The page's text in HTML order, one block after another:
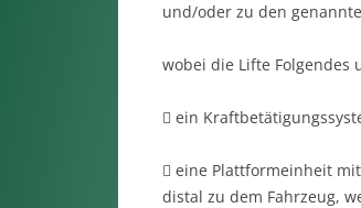
und/oder zu den
wobei die Lifte Folgendes
 ein
 eine Plattformeinheit
distal zu dem Fahrzeug,